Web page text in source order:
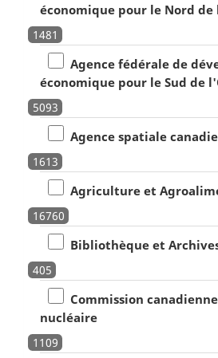
économique pour le Nord de
1481
Agence fédérale de
économique pour le Sud de
5093
Agence spatiale
1613
Agriculture et
16760
Bibliothèque et
405
Commission
nucléaire
1109